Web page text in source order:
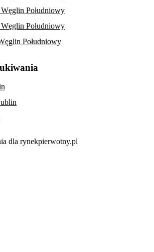
Południowy
Południowy
Południowy
dla rynekpierwotny.pl